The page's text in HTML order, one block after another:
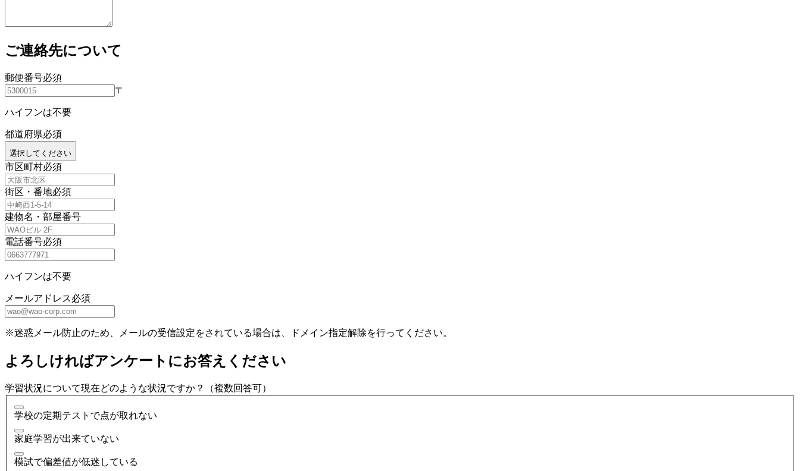
ご連絡先について
郵便番号必須
〒
ハイフンは不要
都道府県必須
選択してください
市区町村必須
街区・番地必須
建物名・部屋番号
電話番号必須
ハイフンは不要
メールアドレス必須
※迷惑メール防止のため、メールの受信設定をされている場合は、ドメイン指定解除を行ってください。
よろしければアンケートにお答えください
学習状況について現在どのような状況ですか？（複数回答可）
学校の定期テストで点が取れない
家庭学習が出来ていない
模試で偏差値が低迷している